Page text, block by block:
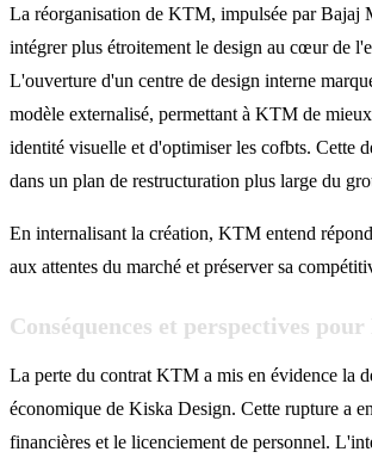
La réorganisation de KTM, impulsée par Bajaj
intégrer plus étroitement le design au cœur de
L'ouverture d'un centre de design interne
modèle externalisé, permettant à KTM de
identité visuelle et d'optimiser les cofbts. Cette
dans un plan de restructuration plus large du
En internalisant la création, KTM entend
aux attentes du marché et préserver sa
Conséquences et perspectives
La perte du contrat KTM a mis en évidence la
économique de Kiska Design. Cette rupture a
financières et le licenciement de personnel.